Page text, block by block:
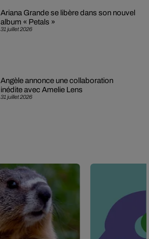
31 juillet 2026
Ariana Grande se libère dans son nouvel
album « Petals »
31 juillet 2026
Angèle annonce une collaboration
inédite avec Amelie Lens